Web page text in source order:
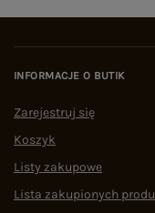
INFORMACJE O BUTIK
Zarejestruj się
Koszyk
Listy zakupowe
Lista zakupionych